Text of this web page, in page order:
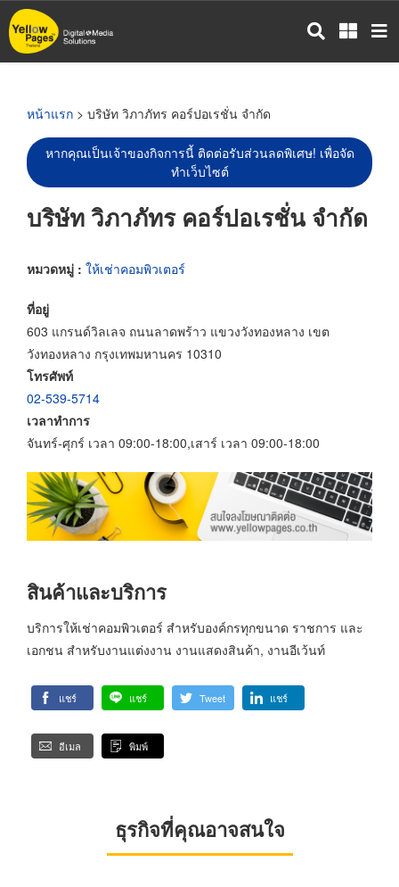
ข้าม
ไป
หน้าแรก > บริษัท วิภาภัทร คอร์ปอเรชั่น จำกัด
หากคุณเป็นเจ้าของกิจการนี้ ติดต่อรับส่วนลดพิเศษ! เพื่อจัด
ทำเว็บไซต์
บริษัท วิภาภัทร คอร์ปอเรชั่น จำกัด
หมวดหมู่ : ให้เช่าคอมพิวเตอร์
ที่อยู่
603 แกรนด์วิลเลจ ถนนลาดพร้าว แขวงวังทองหลาง เขต
วังทองหลาง กรุงเทพมหานคร 10310
โทรศัพท์
02-539-5714
เวลาทำการ
จันทร์-ศุกร์ เวลา 09:00-18:00,เสาร์ เวลา 09:00-18:00
สินค้าและบริการ
บริการให้เช่าคอมพิวเตอร์ สำหรับองค์กรทุกขนาด ราชการ และ
เอกชน สำหรับงานแต่งงาน งานแสดงสินค้า, งานอีเว้นท์
แชร์ แชร์ Tweet แชร์
อีเมล พิมพ์
ธุรกิจที่คุณอาจสนใจ